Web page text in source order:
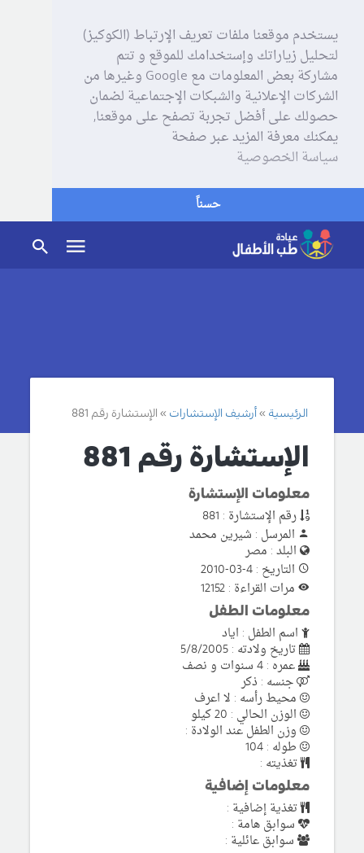
يستخدم موقعنا ملفات تعريف الإرتباط (الكوكيز)
لتحليل زياراتك وإستخدامك للموقع و تتم
مشاركة بعض المعلومات مع Google وغيرها من
الشركات الإعلانية والشبكات الإجتماعية لضمان
حصولك على أفضل تجربة تصفح على موقعنا,
يمكنك معرفة المزيد عبر صفحة
سياسة الخصوصية
حسناً
الرئيسية أرشيف الإستشارات الإستشارة رقم 881
الإستشارة رقم 881
معلومات الإستشارة
رقم الإستشارة : 881
المرسل : شيرين محمد
البلد : مصر
التاريخ : 4-03-2010
مرات القراءة : 12152
معلومات الطفل
اسم الطفل : اياد
تاريخ ولادته : 5/8/2005
عمره : 4 سنوات و نصف
جنسه : ذكر
محيط رأسه : لا اعرف
الوزن الحالي : 20 كيلو
وزن الطفل عند الولادة :
طوله : 104
تغذيته :
معلومات إضافية
تغذية إضافية :
سوابق هامة :
سوابق عائلية :